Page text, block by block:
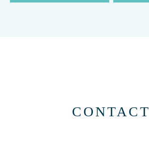
CONTACT